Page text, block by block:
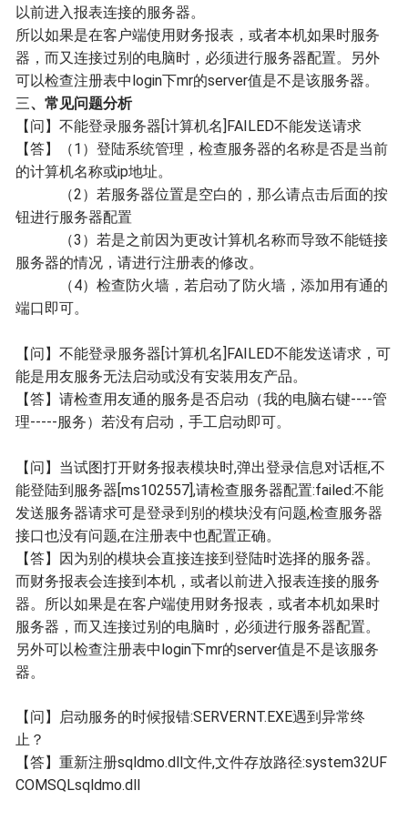
以前进入报表连接的服务器。
所以如果是在客户端使用财务报表，或者本机如果时服务
器，而又连接过别的电脑时，必须进行服务器配置。另外
可以检查注册表中login下mr的server值是不是该服务器。
三、常见问题分析
【问】不能登录服务器[计算机名]FAILED不能发送请求
【答】（1）登陆系统管理，检查服务器的名称是否是当前
的计算机名称或ip地址。
（2）若服务器位置是空白的，那么请点击后面的按
钮进行服务器配置
（3）若是之前因为更改计算机名称而导致不能链接
服务器的情况，请进行注册表的修改。
（4）检查防火墙，若启动了防火墙，添加用有通的
端口即可。
【问】不能登录服务器[计算机名]FAILED不能发送请求，可
能是用友服务无法启动或没有安装用友产品。
【答】请检查用友通的服务是否启动（我的电脑右键----管
理-----服务）若没有启动，手工启动即可。
【问】当试图打开财务报表模块时,弹出登录信息对话框,不
能登陆到服务器[ms102557],请检查服务器配置:failed:不能
发送服务器请求可是登录到别的模块没有问题,检查服务器
接口也没有问题,在注册表中也配置正确。
【答】因为别的模块会直接连接到登陆时选择的服务器。
而财务报表会连接到本机，或者以前进入报表连接的服务
器。所以如果是在客户端使用财务报表，或者本机如果时
服务器，而又连接过别的电脑时，必须进行服务器配置。
另外可以检查注册表中login下mr的server值是不是该服务
器。
【问】 启动服务的时候报错:SERVERNT.EXE遇到异常终
止？
【答】重新注册sqldmo.dll文件,文件存放路径:system32UF
COMSQLsqldmo.dll